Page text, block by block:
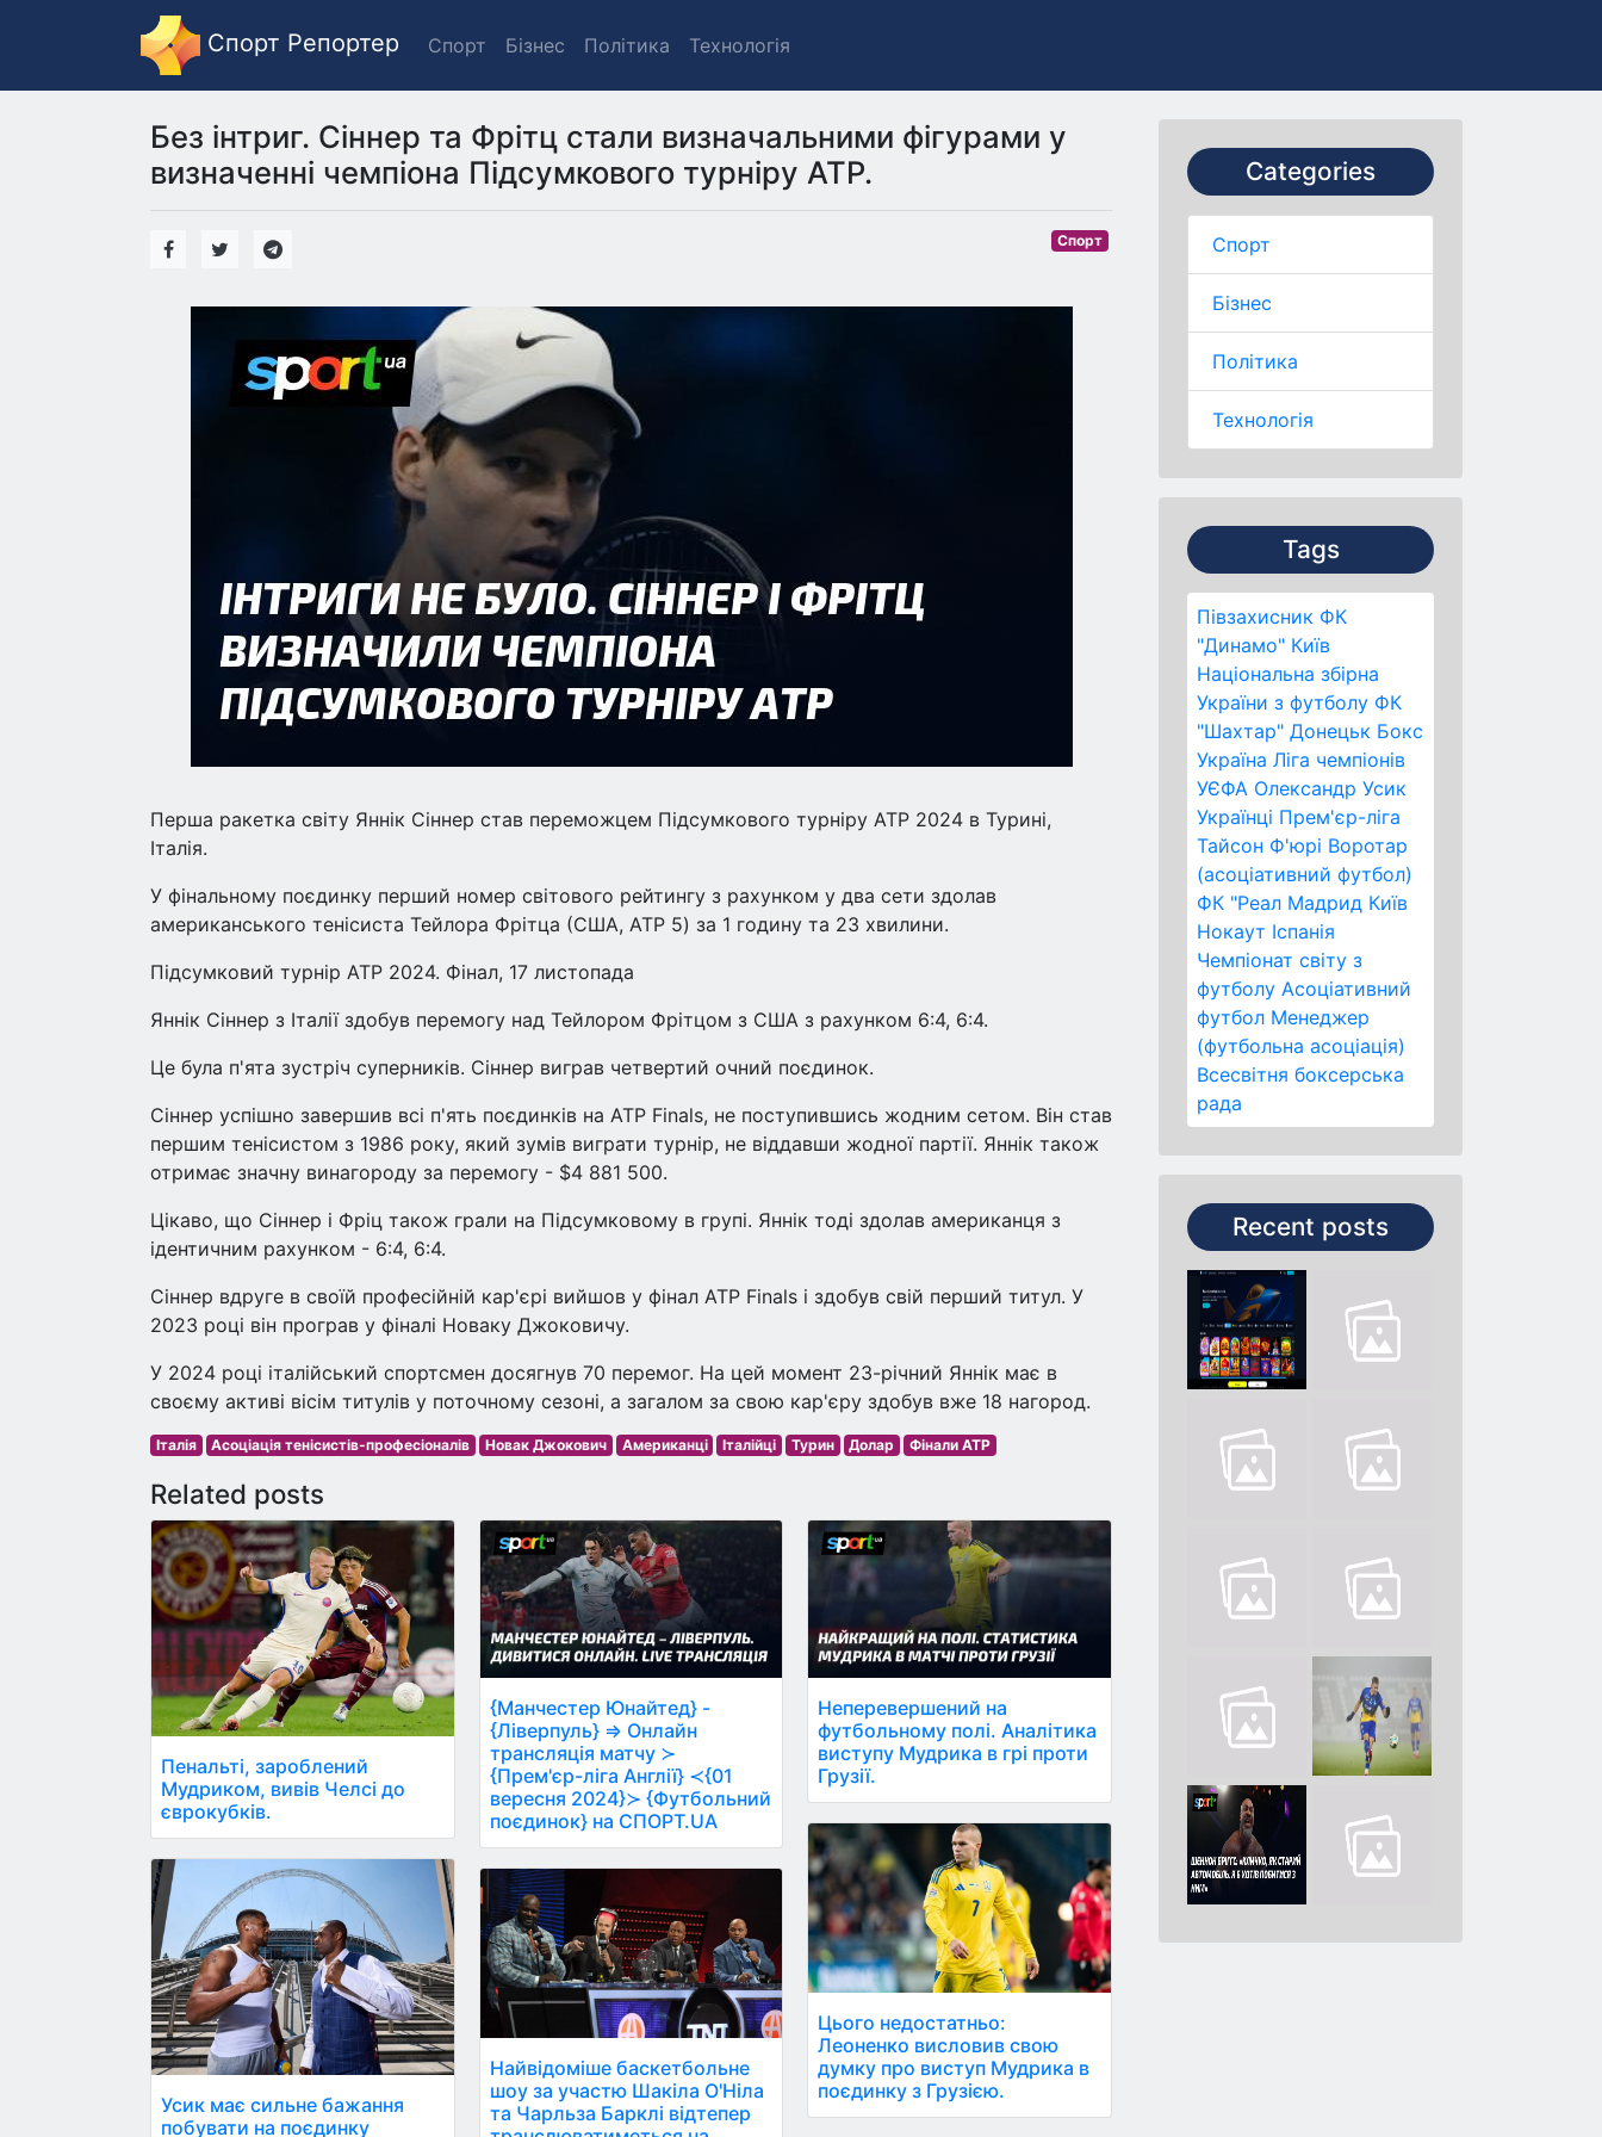
Спорт Репортер Спорт Бізнес Політика Технологія
Categories
Спорт
Бізнес
Політика
Технологія
Tags
Півзахисник ФК
"Динамо" Київ
Національна збірна
України з футболу ФК
"Шахтар" Донецьк Бокс
Україна Ліга чемпіонів
УЄФА Олександр Усик
Українці Прем'єр-ліга
Тайсон Ф'юрі Воротар
(асоціативний футбол)
ФК "Реал Мадрид Київ
Нокаут Іспанія
Чемпіонат світу з
футболу Асоціативний
футбол Менеджер
(футбольна асоціація)
Всесвітня боксерська
рада
Recent posts
Без інтриг. Сіннер та Фрітц стали визначальними фігурами у
визначенні чемпіона Підсумкового турніру ATP.
Спорт
Перша ракетка світу Яннік Сіннер став переможцем Підсумкового турніру АТР 2024 в Турині,
Італія.
У фінальному поєдинку перший номер світового рейтингу з рахунком у два сети здолав
американського тенісиста Тейлора Фрітца (США, ATP 5) за 1 годину та 23 хвилини.
Підсумковий турнір АТР 2024. Фінал, 17 листопада
Яннік Сіннер з Італії здобув перемогу над Тейлором Фрітцом з США з рахунком 6:4, 6:4.
Це була п'ята зустріч суперників. Сіннер виграв четвертий очний поєдинок.
Сіннер успішно завершив всі п'ять поєдинків на ATP Finals, не поступившись жодним сетом. Він став
першим тенісистом з 1986 року, який зумів виграти турнір, не віддавши жодної партії. Яннік також
отримає значну винагороду за перемогу - $4 881 500.
Цікаво, що Сіннер і Фріц також грали на Підсумковому в групі. Яннік тоді здолав американця з
ідентичним рахунком - 6:4, 6:4.
Сіннер вдруге в своїй професійній кар'єрі вийшов у фінал ATP Finals і здобув свій перший титул. У
2023 році він програв у фіналі Новаку Джоковичу.
У 2024 році італійський спортсмен досягнув 70 перемог. На цей момент 23-річний Яннік має в
своєму активі вісім титулів у поточному сезоні, а загалом за свою кар'єру здобув вже 18 нагород.
Італія Асоціація тенісистів-професіоналів Новак Джокович Американці Італійці Турин Долар Фінали ATP
Related posts
Пенальті, зароблений
Мудриком, вивів Челсі до
єврокубків.
Усик має сильне бажання
побувати на поєдинку
{Манчестер Юнайтед} -
{Ліверпуль} ⇒ Онлайн
трансляція матчу ≻
{Прем'єр-ліга Англії} ≺{01
вересня 2024}≻ {Футбольний
поєдинок} на СПОРТ.UA
Найвідоміше баскетбольне
шоу за участю Шакіла О'Ніла
та Чарльза Барклі відтепер
Неперевершений на
футбольному полі. Аналітика
виступу Мудрика в грі проти
Грузії.
Цього недостатньо:
Леоненко висловив свою
думку про виступ Мудрика в
поєдинку з Грузією.